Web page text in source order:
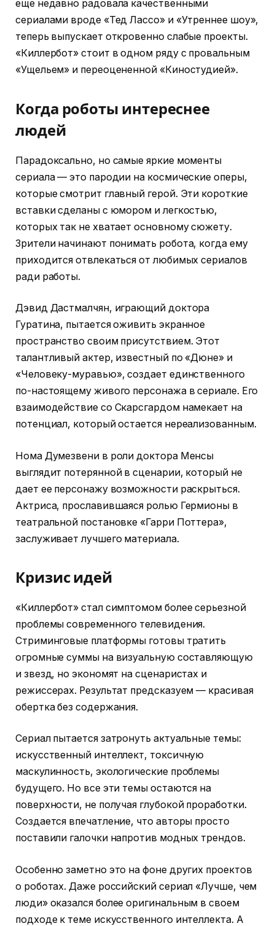
еще недавно радовала качественными
сериалами вроде «Тед Лассо» и «Утреннее шоу»,
теперь выпускает откровенно слабые проекты.
«Киллербот» стоит в одном ряду с провальным
«Ущельем» и переоцененной «Киностудией».
Когда роботы интереснее
людей
Парадоксально, но самые яркие моменты
сериала — это пародии на космические оперы,
которые смотрит главный герой. Эти короткие
вставки сделаны с юмором и легкостью,
которых так не хватает основному сюжету.
Зрители начинают понимать робота, когда ему
приходится отвлекаться от любимых сериалов
ради работы.
Дэвид Дастмалчян, играющий доктора
Гуратина, пытается оживить экранное
пространство своим присутствием. Этот
талантливый актер, известный по «Дюне» и
«Человеку-муравью», создает единственного
по-настоящему живого персонажа в сериале. Его
взаимодействие со Скарсгардом намекает на
потенциал, который остается нереализованным.
Нома Думезвени в роли доктора Менсы
выглядит потерянной в сценарии, который не
дает ее персонажу возможности раскрыться.
Актриса, прославившаяся ролью Гермионы в
театральной постановке «Гарри Поттера»,
заслуживает лучшего материала.
Кризис идей
«Киллербот» стал симптомом более серьезной
проблемы современного телевидения.
Стриминговые платформы готовы тратить
огромные суммы на визуальную составляющую
и звезд, но экономят на сценаристах и
режиссерах. Результат предсказуем — красивая
обертка без содержания.
Сериал пытается затронуть актуальные темы:
искусственный интеллект, токсичную
маскулинность, экологические проблемы
будущего. Но все эти темы остаются на
поверхности, не получая глубокой проработки.
Создается впечатление, что авторы просто
поставили галочки напротив модных трендов.
Особенно заметно это на фоне других проектов
о роботах. Даже российский сериал «Лучше, чем
люди» оказался более оригинальным в своем
подходе к теме искусственного интеллекта. А